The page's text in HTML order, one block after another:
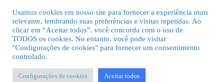
© 2026 Guia Fácil Lagos | Guia Comercial Grátis. Todos os direitos
Usamos cookies em nosso site para fornecer a experiência mais
relevante, lembrando suas preferências e visitas repetidas. Ao
clicar em “Aceitar todos”, você concorda com o uso de
TODOS os cookies. No entanto, você pode visitar
"Configurações de cookies" para fornecer um consentimento
controlado.
Configurações de cookies Aceitar todos